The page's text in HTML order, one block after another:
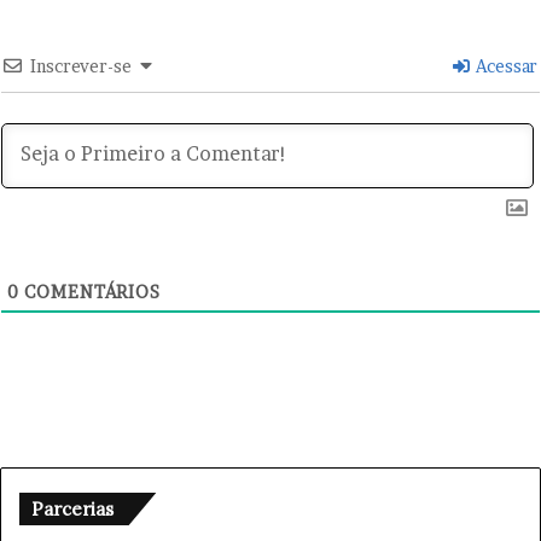
e Inscrever-se Acessar
0 COMENTÁRIOS
Parcerias